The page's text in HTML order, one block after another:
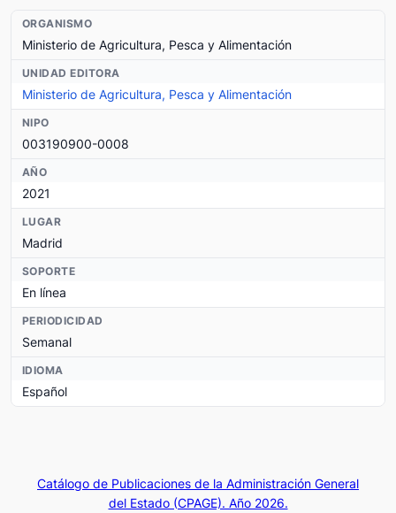
ORGANISMO
Ministerio de Agricultura, Pesca y Alimentación
UNIDAD EDITORA
Ministerio de Agricultura, Pesca y Alimentación
NIPO
003190900-0008
AÑO
2021
LUGAR
Madrid
SOPORTE
En línea
PERIODICIDAD
Semanal
IDIOMA
Español
Catálogo de Publicaciones de la Administración General
del Estado (CPAGE). Año 2026.